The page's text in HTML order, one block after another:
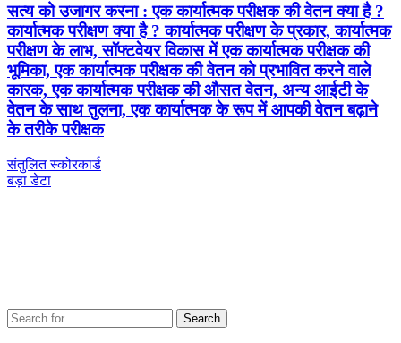
सत्य को उजागर करना : एक कार्यात्मक परीक्षक की वेतन क्या है ?
कार्यात्मक परीक्षण क्या है ? कार्यात्मक परीक्षण के प्रकार, कार्यात्मक
परीक्षण के लाभ, सॉफ्टवेयर विकास में एक कार्यात्मक परीक्षक की
भूमिका, एक कार्यात्मक परीक्षक की वेतन को प्रभावित करने वाले
कारक, एक कार्यात्मक परीक्षक की औसत वेतन, अन्य आईटी के
वेतन के साथ तुलना, एक कार्यात्मक के रूप में आपकी वेतन बढ़ाने
के तरीके परीक्षक
पोस्ट
नेविगेशन
Previous
Post
संतुलित स्कोरकार्ड
Next
बड़ा डेटा
Search
for: